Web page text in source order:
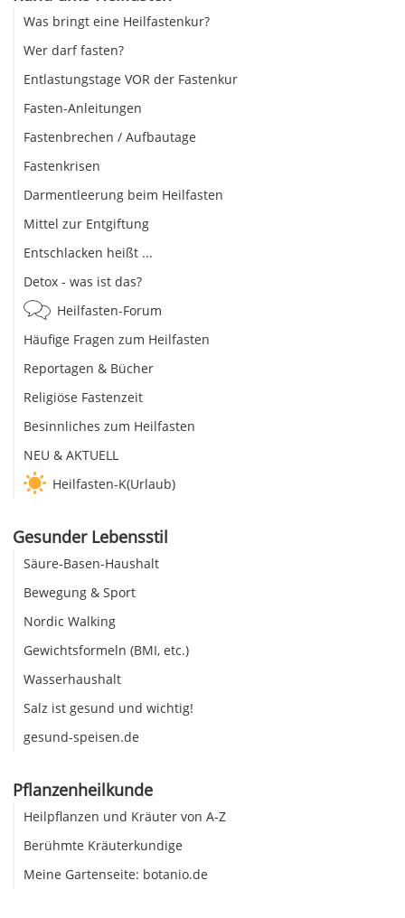
Was bringt eine Heilfastenkur?
Wer darf fasten?
Entlastungstage VOR der Fastenkur
Fasten-Anleitungen
Fastenbrechen / Aufbautage
Fastenkrisen
Darmentleerung beim Heilfasten
Mittel zur Entgiftung
Entschlacken heißt ...
Detox - was ist das?
Heilfasten-Forum
Häufige Fragen zum Heilfasten
Reportagen & Bücher
Religiöse Fastenzeit
Besinnliches zum Heilfasten
NEU & AKTUELL
Heilfasten-K(Urlaub)
Gesunder Lebensstil
Säure-Basen-Haushalt
Bewegung & Sport
Nordic Walking
Gewichtsformeln (BMI, etc.)
Wasserhaushalt
Salz ist gesund und wichtig!
gesund-speisen.de
Pflanzenheilkunde
Heilpflanzen und Kräuter von A-Z
Berühmte Kräuterkundige
Meine Gartenseite: botanio.de